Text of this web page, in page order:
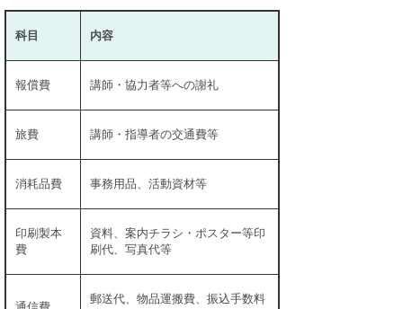
科目 内容
報償費 講師・協力者等への謝礼
旅費 講師・指導者の交通費等
消耗品費 事務用品、活動資材等
印刷製本
費
資料、案内チラシ・ポスター等印
刷代、写真代等
郵送代、物品運搬費、振込手数料